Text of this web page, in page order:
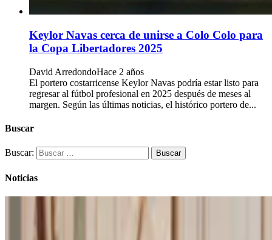
Keylor Navas cerca de unirse a Colo Colo para
la Copa Libertadores 2025
David ArredondoHace 2 años
El portero costarricense Keylor Navas podría estar listo para
regresar al fútbol profesional en 2025 después de meses al
margen. Según las últimas noticias, el histórico portero de...
Buscar
Buscar:
Noticias